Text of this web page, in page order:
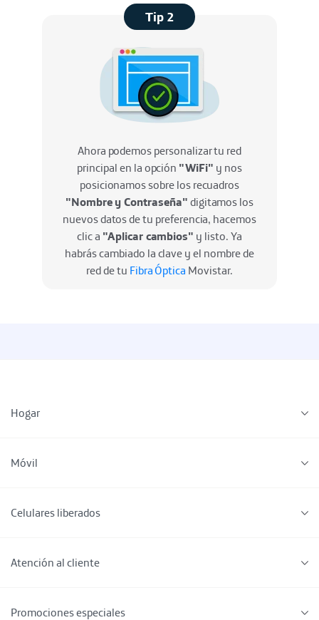
Tip 2
Ahora podemos personalizar tu red
principal en la opción "WiFi" y nos
posicionamos sobre los recuadros
"Nombre y Contraseña" digitamos los
nuevos datos de tu preferencia, hacemos
clic a "Aplicar cambios" y listo. Ya
habrás cambiado la clave y el nombre de
red de tu Fibra Óptica Movistar.
Hogar
Móvil
Celulares liberados
Atención al cliente
Promociones especiales